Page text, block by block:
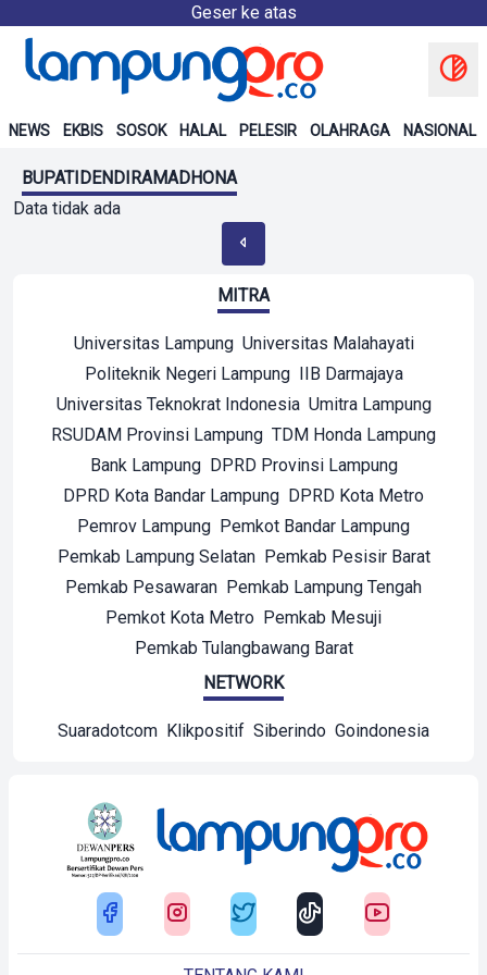
Geser ke atas
NEWS EKBIS SOSOK HALAL PELESIR OLAHRAGA NASIONAL
BUPATIDENDIRAMADHONA
Data tidak ada
MITRA
Universitas Lampung Universitas Malahayati
Politeknik Negeri Lampung IIB Darmajaya
Universitas Teknokrat Indonesia Umitra Lampung
RSUDAM Provinsi Lampung TDM Honda Lampung
Bank Lampung DPRD Provinsi Lampung
DPRD Kota Bandar Lampung DPRD Kota Metro
Pemrov Lampung Pemkot Bandar Lampung
Pemkab Lampung Selatan Pemkab Pesisir Barat
Pemkab Pesawaran Pemkab Lampung Tengah
Pemkot Kota Metro Pemkab Mesuji
Pemkab Tulangbawang Barat
NETWORK
Suaradotcom Klikpositif Siberindo Goindonesia